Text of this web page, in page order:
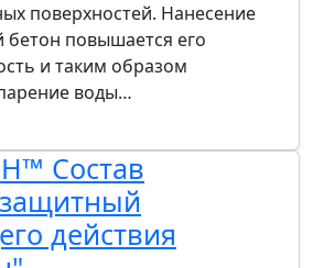
поверхностей. Нанесение
бетон повышается его
и таким образом
воды…
Состав
действия